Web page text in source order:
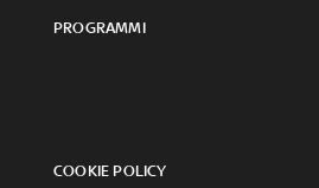
PROGRAMMI
COOKIE POLICY